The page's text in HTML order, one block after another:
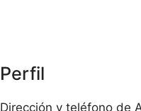
Perfil
Dirección y teléfono de